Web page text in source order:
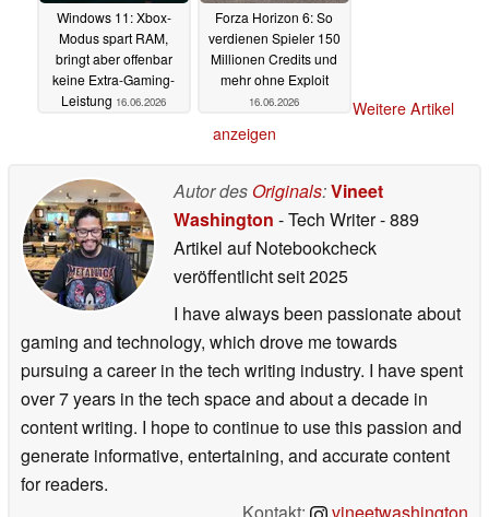
Windows 11: Xbox-
Modus spart RAM,
bringt aber offenbar
keine Extra-Gaming-
Leistung 16.06.2026
Forza Horizon 6: So
verdienen Spieler 150
Millionen Credits und
mehr ohne Exploit
16.06.2026
Weitere Artikel
anzeigen
Autor des Originals:Vineet
Washington - Tech Writer- 889
Artikel auf Notebookcheck
veröffentlichtseit 2025
I have always been passionate about
gaming and technology, which drove me towards
pursuing a career in the tech writing industry. I have spent
over 7 years in the tech space and about a decade in
content writing. I hope to continue to use this passion and
generate informative, entertaining, and accurate content
for readers.